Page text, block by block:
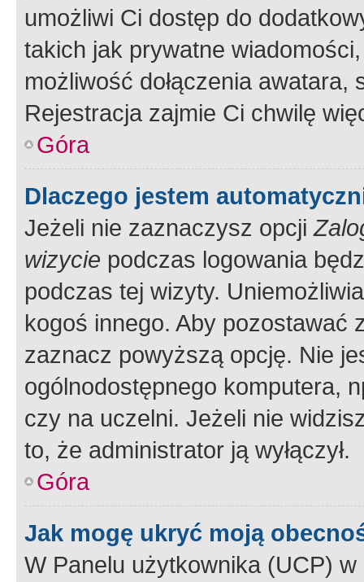
umożliwi Ci dostęp do
takich jak prywatne
możliwość dołączenia
Rejestracja zajmie Ci chwilę
Góra
Dlaczego jestem
Jeżeli nie zaznaczysz opcji
wizycie podczas logowania
podczas tej wizyty.
kogoś innego. Aby pozostawać
zaznacz powyższą opcję. Nie
ogólnodostępnego komputera,
czy na uczelni. Jeżeli nie
to, że administrator ją wyłączył.
Góra
Jak mogę ukryć moją
W Panelu użytkownika (UCP) w